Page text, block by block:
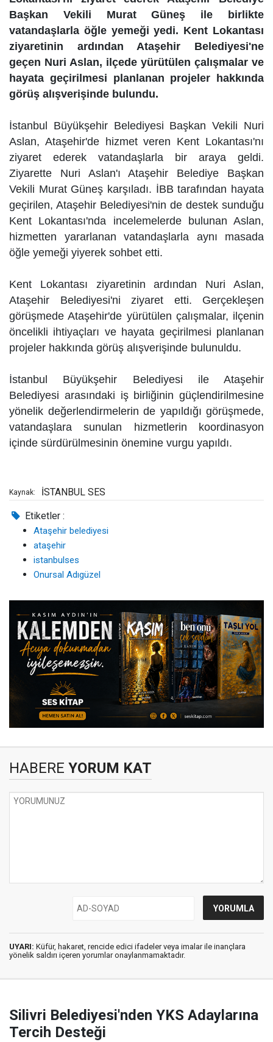
Başkan Vekili Murat Güneş ile birlikte
vatandaşlarla öğle yemeği yedi. Kent Lokantası
ziyaretinin ardından Ataşehir Belediyesi'ne
geçen Nuri Aslan, ilçede yürütülen çalışmalar ve
hayata geçirilmesi planlanan projeler hakkında
görüş alışverişinde bulundu.
İstanbul Büyükşehir Belediyesi Başkan Vekili Nuri
Aslan, Ataşehir'de hizmet veren Kent Lokantası'nı
ziyaret ederek vatandaşlarla bir araya geldi.
Ziyarette Nuri Aslan'ı Ataşehir Belediye Başkan
Vekili Murat Güneş karşıladı. İBB tarafından hayata
geçirilen, Ataşehir Belediyesi'nin de destek sunduğu
Kent Lokantası'nda incelemelerde bulunan Aslan,
hizmetten yararlanan vatandaşlarla aynı masada
öğle yemeği yiyerek sohbet etti.
Kent Lokantası ziyaretinin ardından Nuri Aslan,
Ataşehir Belediyesi'ni ziyaret etti. Gerçekleşen
görüşmede Ataşehir'de yürütülen çalışmalar, ilçenin
öncelikli ihtiyaçları ve hayata geçirilmesi planlanan
projeler hakkında görüş alışverişinde bulunuldu.
İstanbul Büyükşehir Belediyesi ile Ataşehir
Belediyesi arasındaki iş birliğinin güçlendirilmesine
yönelik değerlendirmelerin de yapıldığı görüşmede,
vatandaşlara sunulan hizmetlerin koordinasyon
içinde sürdürülmesinin önemine vurgu yapıldı.
Kaynak: İSTANBUL SES
Etiketler :
Ataşehir belediyesi
ataşehir
istanbulses
Onursal Adıgüzel
HABERE YORUM KAT
UYARI: Küfür, hakaret, rencide edici ifadeler veya imalar ile inançlara
yönelik saldırı içeren yorumlar onaylanmamaktadır.
Silivri Belediyesi'nden YKS Adaylarına
Tercih Desteği